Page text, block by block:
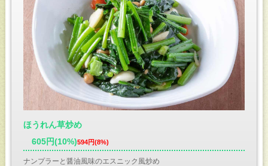
ほうれん草炒め
605円(10%)594円(8%)
ナンプラーと醤油風味のエスニック風炒め